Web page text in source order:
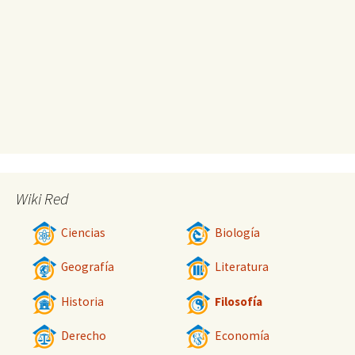
Wiki Red
Ciencias Biología
Geografía Literatura
Historia Filosofía
Derecho Economía